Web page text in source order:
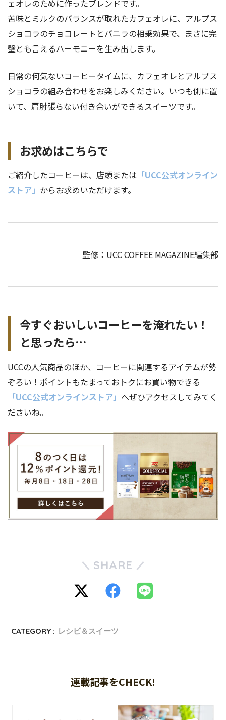
ェオレのために作ったブレンドです。
苦味とミルクのバランスが取れたカフェオレに、アルプス
ショコラのチョコレートとバニラの相乗効果で、まさに完
璧とも言えるハーモニーを生み出します。
日常の何気ないコーヒータイムに、カフェオレとアルプス
ショコラの組み合わせをお楽しみください。いつも側に置
いて、肩肘張らない付き合いができるスイーツです。
お求めはこちらで
ご紹介したコーヒーは、店頭または 「UCC公式オンライン
ストア」 からお求めいただけます。
監修：UCC COFFEE MAGAZINE編集部
今すぐおいしいコーヒーを淹れたい！
と思ったら…
UCCの人気商品のほか、コーヒーに関連するアイテムが勢
ぞろい！ポイントもたまっておトクにお買い物できる
「UCC公式オンラインストア」 へぜひアクセスしてみてく
ださいね。
SHARE
CATEGORY : レシピ＆スイーツ
連載記事をCHECK!